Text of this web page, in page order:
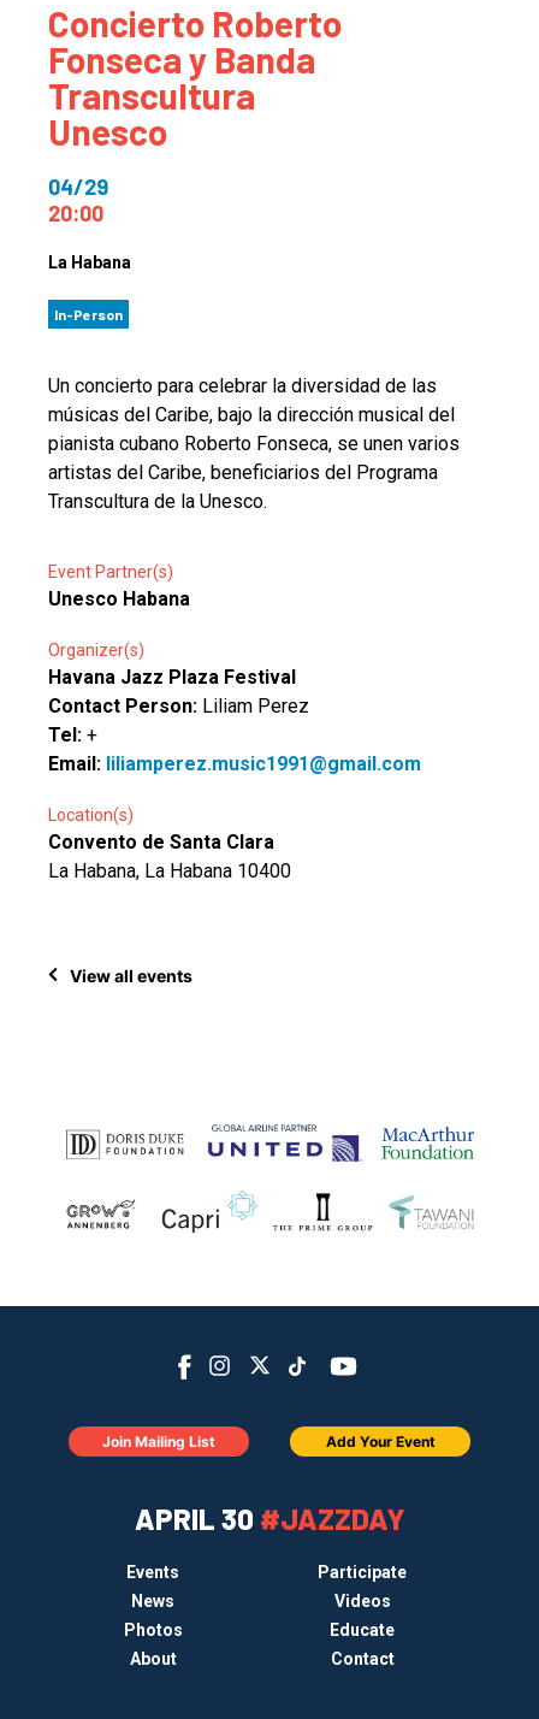
Concierto Roberto
Fonseca y Banda
Transcultura
Unesco
04/29
20:00
La Habana
In-Person
Un concierto para celebrar la diversidad de las
músicas del Caribe, bajo la dirección musical del
pianista cubano Roberto Fonseca, se unen varios
artistas del Caribe, beneficiarios del Programa
Transcultura de la Unesco.
Event Partner(s)
Unesco Habana
Organizer(s)
Havana Jazz Plaza Festival
Contact Person: Liliam Perez
Tel: +
Email: liliamperez.music1991@gmail.com
Location(s)
Convento de Santa Clara
La Habana, La Habana 10400
View all events
APRIL 30 #JAZZDAY
Events
Participate
News
Videos
Photos
Educate
About
Contact
Join Mailing List Add Your Event